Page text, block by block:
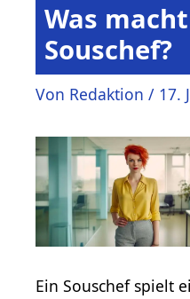
Was
Souschef?
Von Redaktion / 17.
Ein Souschef spielt